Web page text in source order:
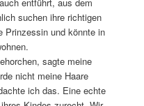
entführt, aus dem
suchen ihre richtigen
Prinzessin und könnte in
sagte meine
nicht meine Haare
ich das. Eine echte